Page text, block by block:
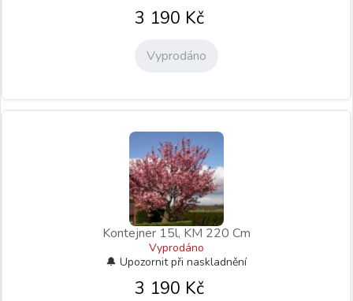
3 190 Kč
Vyprodáno
Kontejner 15l, KM 220 Cm
Vyprodáno
3 190 Kč